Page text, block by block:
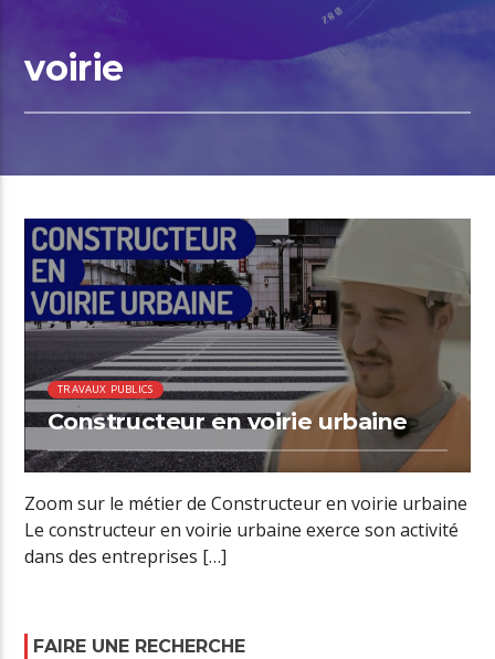
voirie
TRAVAUX PUBLICS
Constructeur en voirie urbaine
Zoom sur le métier de Constructeur en voirie urbaine
Le constructeur en voirie urbaine exerce son activité
dans des entreprises […]
FAIRE UNE RECHERCHE